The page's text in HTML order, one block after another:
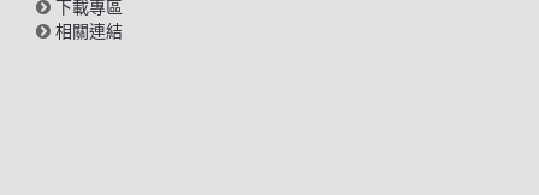
下載專區
相關連結